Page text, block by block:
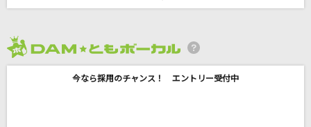
女々しくて
ゴールデンボンバー
今なら採用のチャンス！ エントリー受付中